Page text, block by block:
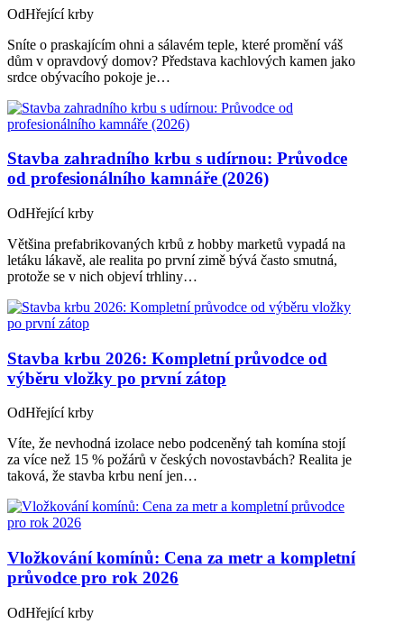
OdHřející krby
Sníte o praskajícím ohni a sálavém teple, které promění váš
dům v opravdový domov? Představa kachlových kamen jako
srdce obývacího pokoje je…
Stavba zahradního krbu s udírnou: Průvodce
od profesionálního kamnáře (2026)
OdHřející krby
Většina prefabrikovaných krbů z hobby marketů vypadá na
letáku lákavě, ale realita po první zimě bývá často smutná,
protože se v nich objeví trhliny…
Stavba krbu 2026: Kompletní průvodce od
výběru vložky po první zátop
OdHřející krby
Víte, že nevhodná izolace nebo podceněný tah komína stojí
za více než 15 % požárů v českých novostavbách? Realita je
taková, že stavba krbu není jen…
Vložkování komínů: Cena za metr a kompletní
průvodce pro rok 2026
OdHřející krby